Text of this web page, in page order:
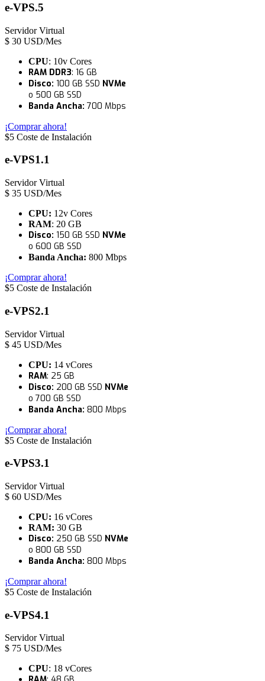
e-VPS.5
Servidor Virtual
$ 30 USD/Mes
CPU: 10v Cores
RAM DDR3: 16 GB
Disco: 100 GB SSD NVMe
o 500 GB SSD
Banda Ancha: 700 Mbps
¡Comprar ahora!
$5 Coste de Instalación
e-VPS1.1
Servidor Virtual
$ 35 USD/Mes
CPU: 12v Cores
RAM: 20 GB
Disco: 150 GB SSD NVMe
o 600 GB SSD
Banda Ancha: 800 Mbps
¡Comprar ahora!
$5 Coste de Instalación
e-VPS2.1
Servidor Virtual
$ 45 USD/Mes
CPU: 14 vCores
RAM: 25 GB
Disco: 200 GB SSD NVMe
o 700 GB SSD
Banda Ancha: 800 Mbps
¡Comprar ahora!
$5 Coste de Instalación
e-VPS3.1
Servidor Virtual
$ 60 USD/Mes
CPU: 16 vCores
RAM: 30 GB
Disco: 250 GB SSD NVMe
o 800 GB SSD
Banda Ancha: 800 Mbps
¡Comprar ahora!
$5 Coste de Instalación
e-VPS4.1
Servidor Virtual
$ 75 USD/Mes
CPU: 18 vCores